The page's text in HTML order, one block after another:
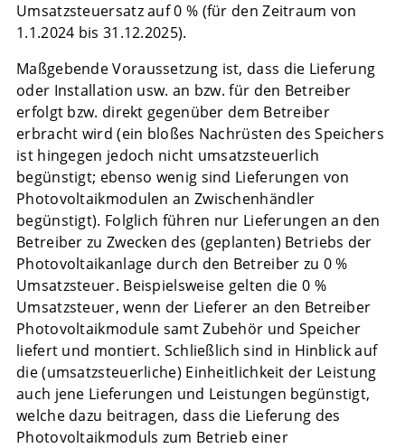
Umsatzsteuersatz auf 0 % (für den Zeitraum von
1.1.2024 bis 31.12.2025).
Maßgebende Voraussetzung ist, dass die Lieferung
oder Installation usw. an bzw. für den Betreiber
erfolgt bzw. direkt gegenüber dem Betreiber
erbracht wird (ein bloßes Nachrüsten des Speichers
ist hingegen jedoch nicht umsatzsteuerlich
begünstigt; ebenso wenig sind Lieferungen von
Photovoltaikmodulen an Zwischenhändler
begünstigt). Folglich führen nur Lieferungen an den
Betreiber zu Zwecken des (geplanten) Betriebs der
Photovoltaikanlage durch den Betreiber zu 0 %
Umsatzsteuer. Beispielsweise gelten die 0 %
Umsatzsteuer, wenn der Lieferer an den Betreiber
Photovoltaikmodule samt Zubehör und Speicher
liefert und montiert. Schließlich sind in Hinblick auf
die (umsatzsteuerliche) Einheitlichkeit der Leistung
auch jene Lieferungen und Leistungen begünstigt,
welche dazu beitragen, dass die Lieferung des
Photovoltaikmoduls zum Betrieb einer